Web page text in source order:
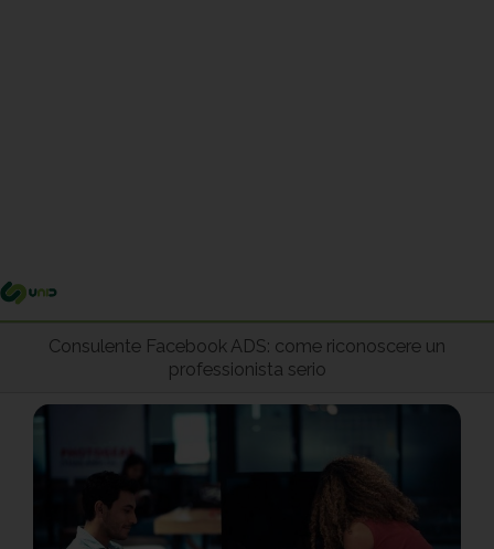
Consulente Facebook ADS: come riconoscere un
professionista serio